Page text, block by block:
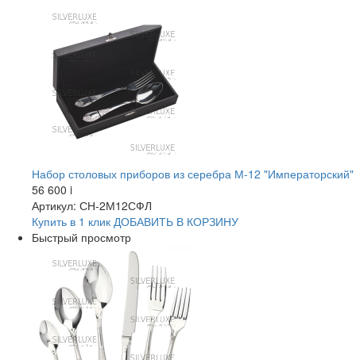
Набор столовых приборов из серебра М-12 "Императорский"
56 600 i
Артикул: СН-2М12СФЛ
Купить в 1 клик ДОБАВИТЬ В КОРЗИНУ
Быстрый просмотр